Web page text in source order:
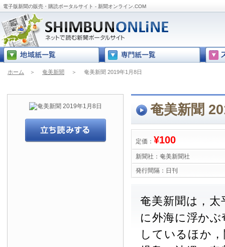
電子版新聞の販売・購読ポータルサイト - 新聞オンライン.COM
ホーム ＞ 奄美新聞 ＞ 奄美新聞 2019年1月8日
奄美新聞
定価： ¥100
新聞社： 奄美新聞社
発行間隔： 日刊
奄美新聞は，
に外海に浮か
しているほか